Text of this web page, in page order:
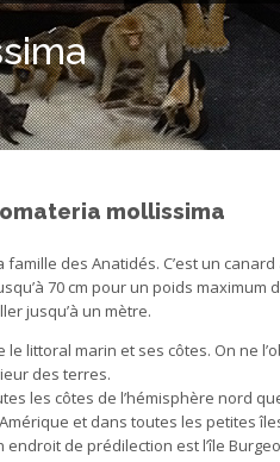
mollissima
des Anatidés. C’est un canard
70 cm pour un poids maximum
jusqu’à un mètre.
le littoral marin et ses côtes. On ne
des terres.
les côtes de l’hémisphère nord
et dans toutes les petites
de prédilection est l’île